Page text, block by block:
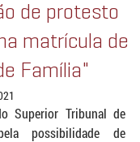
de protesto
matrícula de
Família"
Superior Tribunal de
possibilidade de